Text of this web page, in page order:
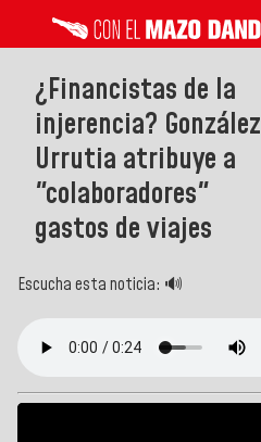
¿Financistas de la
injerencia? González
Urrutia atribuye a
"colaboradores"
gastos de viajes
Escucha esta noticia: 🔊